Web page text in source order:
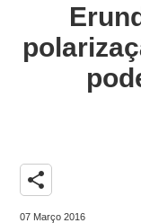
share
07 Março 2016